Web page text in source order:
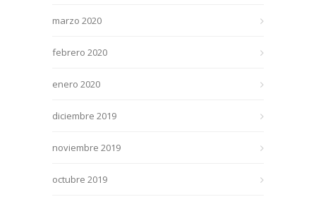
marzo 2020
febrero 2020
enero 2020
diciembre 2019
noviembre 2019
octubre 2019